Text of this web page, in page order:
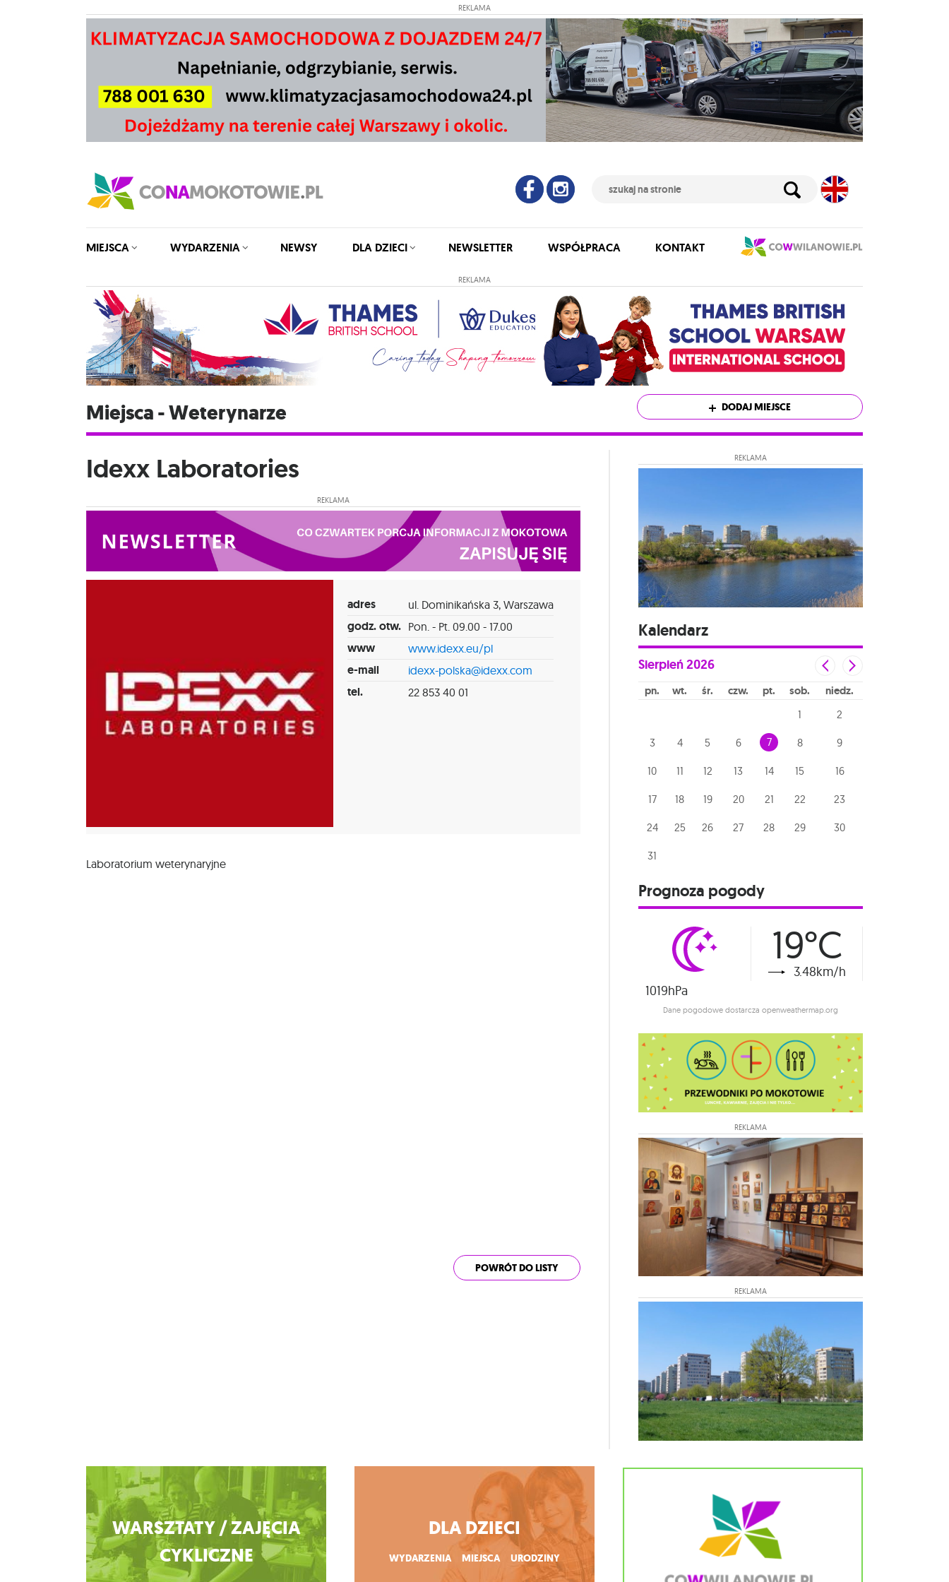
REKLAMA
MIEJSCA WYDARZENIA NEWSY DLA DZIECI NEWSLETTER WSPÓŁPRACA KONTAKT
REKLAMA
Miejsca - Weterynarze DODAJ MIEJSCE
Idexx Laboratories
REKLAMA
adres ul. Dominikańska 3, Warszawa
godz. otw. Pon. - Pt. 09.00 - 17.00
www www.idexx.eu/pl
e-mail idexx-polska@idexx.com
tel. 22 853 40 01
Laboratorium weterynaryjne
POWRÓT DO LISTY
REKLAMA
Kalendarz
Sierpień2026
pn wt śr czw pt sob niedz
1 2
3 4 5 6 7 8 9
10 11 12 13 14 15 16
17 18 19 20 21 22 23
24 25 26 27 28 29 30
31
Prognoza pogody
19°C
3.48km/h
1019hPa
Dane pogodowe dostarcza openweathermap.org
REKLAMA
REKLAMA
Zobacz więcej
WARSZTATY / ZAJĘCIA
CYKLICZNE
DLA DZIECI
WYDARZENIA MIEJSCA URODZINY